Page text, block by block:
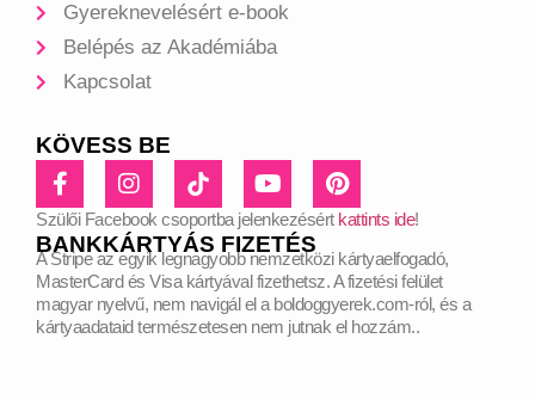
Gyereknevelésért e-book
Belépés az Akadémiába
Kapcsolat
KÖVESS BE
Szülői Facebook csoportba jelenkezésért kattints ide!
BANKKÁRTYÁS FIZETÉS
A Stripe az egyik legnagyobb nemzetközi kártyaelfogadó,
MasterCard és Visa kártyával fizethetsz. A fizetési felület
magyar nyelvű, nem navigál el a boldoggyerek.com-ról, és a
kártyaadataid természetesen nem jutnak el hozzám..